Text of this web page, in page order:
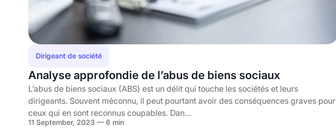
Dirigeant de société
Analyse approfondie de l’abus de biens sociaux
L’abus de biens sociaux (ABS) est un délit qui touche les sociétés et leurs
dirigeants. Souvent méconnu, il peut pourtant avoir des conséquences graves pour
ceux qui en sont reconnus coupables. Dan…
11 September, 2023 — 6 min